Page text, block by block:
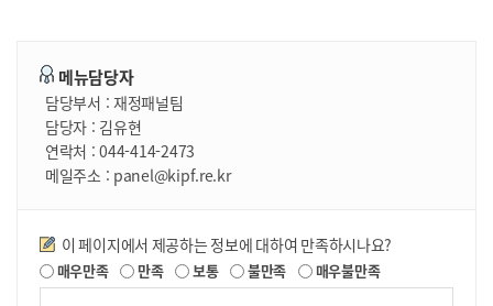
메뉴담당자
담당부서 :재정패널팀
담당자 : 김유현
연락처 :044-414-2473
메일주소 : panel@kipf.re.kr
만족도조사
이 페이지에서 제공하는 정보에 대하여 만족하시나요?
매우만족 만족 보통 불만족 매우불만족